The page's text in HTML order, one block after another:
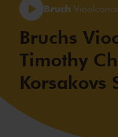
Bruch
Bruchs
Timothy
Korsakovs